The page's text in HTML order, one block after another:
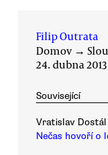
Filip Outrata
Domov →
24. dubna
Související
Vratislav Dostál
Nečas hovoří o